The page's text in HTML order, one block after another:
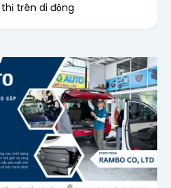
trên di động